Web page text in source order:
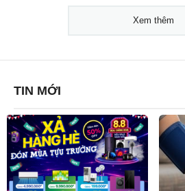
Xem thêm
TIN MỚI